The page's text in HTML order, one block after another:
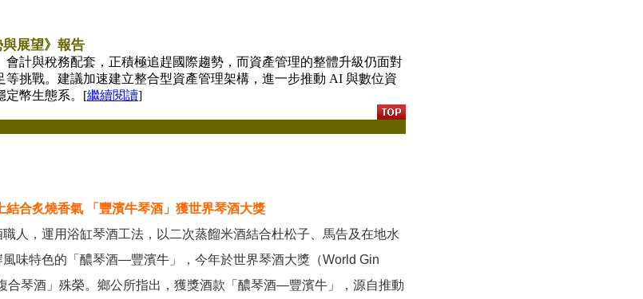
與展望》報告
會計與稅務配套，正積極追趕國際趨勢，而資產管理的整體升級仍面對
等挑戰。建議加速建立整合型資產管理架構，進一步推動 AI 與數位資
定幣生態系。[繼續閱讀]
結合炙燒香氣 「豐濱牛琴酒」獲世界琴酒大獎
人，運用浴缸琴酒工法，以二次蒸餾米酒結合杜松子、馬告及在地水
味特色的「醲琴酒—豐濱牛」，今年於世界琴酒大獎（World Gin
合琴酒」殊榮。鄉公所指出，獲獎酒款「醲琴酒—豐濱牛」，源自推動